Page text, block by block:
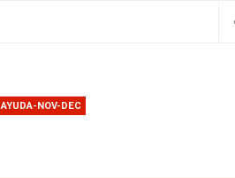
AYUDA-NOV-DEC